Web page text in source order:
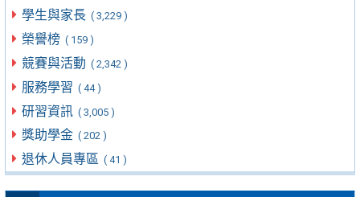
學生與家長 ( 3,229 )
榮譽榜 ( 159 )
競賽與活動 ( 2,342 )
服務學習 ( 44 )
研習資訊 ( 3,005 )
獎助學金 ( 202 )
退休人員專區 ( 41 )